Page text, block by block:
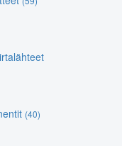
(40)